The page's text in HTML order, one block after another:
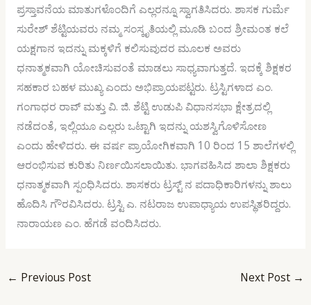
ಪ್ರಸ್ತಾವನೆಯ ಮಾತುಗಳೊಂದಿಗೆ ಎಲ್ಲರನ್ನೂ ಸ್ವಾಗತಿಸಿದರು. ಶಾಸಕ ಗುರ್ಮೆ
ಸುರೇಶ್ ಶೆಟ್ಟಿಯವರು ನಮ್ಮ ಸಂಸ್ಕೃತಿಯಲ್ಲಿ ಮೂಡಿ ಬಂದ ಶ್ರೀಮಂತ ಕಲೆ
ಯಕ್ಷಗಾನ ಇದನ್ನು ಮಕ್ಕಳಿಗೆ ಕಲಿಸುವುದರ ಮೂಲಕ ಅವರು
ಧನಾತ್ಮಕವಾಗಿ ಯೋಚಿಸುವಂತೆ ಮಾಡಲು ಸಾಧ್ಯವಾಗುತ್ತದೆ. ಇದಕ್ಕೆ ಶಿಕ್ಷಕರ
ಸಹಕಾರ ಬಹಳ ಮುಖ್ಯ ಎಂದು ಅಭಿಪ್ರಾಯಪಟ್ಟರು. ಟ್ರಸ್ಟಿಗಳಾದ ಎಂ.
ಗಂಗಾಧರ ರಾವ್ ಮತ್ತು ವಿ. ಜಿ. ಶೆಟ್ಟಿ ಉಡುಪಿ ವಿಧಾನಸಭಾ ಕ್ಷೇತ್ರದಲ್ಲಿ
ನಡೆದಂತೆ, ಇಲ್ಲಿಯೂ ಎಲ್ಲರು ಒಟ್ಟಾಗಿ ಇದನ್ನು ಯಶಸ್ವಿಗೊಳಿಸೋಣ
ಎಂದು ಹೇಳಿದರು. ಈ ವರ್ಷ ಪ್ರಾಯೋಗಿಕವಾಗಿ 10 ರಿಂದ 15 ಶಾಲೆಗಳಲ್ಲಿ
ಆರಂಭಿಸುವ ಕುರಿತು ನಿರ್ಣಯಿಸಲಾಯಿತು. ಭಾಗವಹಿಸಿದ ಶಾಲಾ ಶಿಕ್ಷಕರು
ಧನಾತ್ಮಕವಾಗಿ ಸ್ಪಂಧಿಸಿದರು. ಶಾಸಕರು ಟ್ರಸ್ಟ್ ನ ಪದಾಧಿಕಾರಿಗಳನ್ನು ಶಾಲು
ಹೊದಿಸಿ ಗೌರವಿಸಿದರು. ಟ್ರಸ್ಟಿ ಎ. ನಟರಾಜ ಉಪಾಧ್ಯಾಯ ಉಪಸ್ಥಿತರಿದ್ದರು.
ನಾರಾಯಣ ಎಂ. ಹೆಗಡೆ ವಂದಿಸಿದರು.
← Previous Post Next Post →